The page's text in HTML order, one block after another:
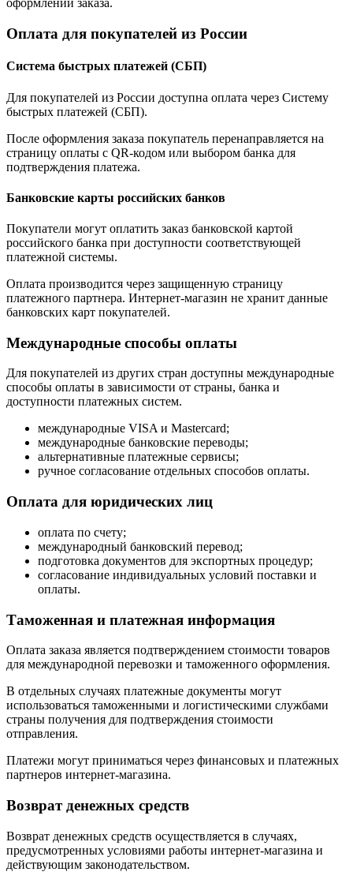
оформлении заказа.
Оплата для покупателей из России
Система быстрых платежей (СБП)
Для покупателей из России доступна оплата через Систему
быстрых платежей (СБП).
После оформления заказа покупатель перенаправляется на
страницу оплаты с QR-кодом или выбором банка для
подтверждения платежа.
Банковские карты российских банков
Покупатели могут оплатить заказ банковской картой
российского банка при доступности соответствующей
платежной системы.
Оплата производится через защищенную страницу
платежного партнера. Интернет-магазин не хранит данные
банковских карт покупателей.
Международные способы оплаты
Для покупателей из других стран доступны международные
способы оплаты в зависимости от страны, банка и
доступности платежных систем.
международные VISA и Mastercard;
международные банковские переводы;
альтернативные платежные сервисы;
ручное согласование отдельных способов оплаты.
Оплата для юридических лиц
оплата по счету;
международный банковский перевод;
подготовка документов для экспортных процедур;
согласование индивидуальных условий поставки и
оплаты.
Таможенная и платежная информация
Оплата заказа является подтверждением стоимости товаров
для международной перевозки и таможенного оформления.
В отдельных случаях платежные документы могут
использоваться таможенными и логистическими службами
страны получения для подтверждения стоимости
отправления.
Платежи могут приниматься через финансовых и платежных
партнеров интернет-магазина.
Возврат денежных средств
Возврат денежных средств осуществляется в случаях,
предусмотренных условиями работы интернет-магазина и
действующим законодательством.